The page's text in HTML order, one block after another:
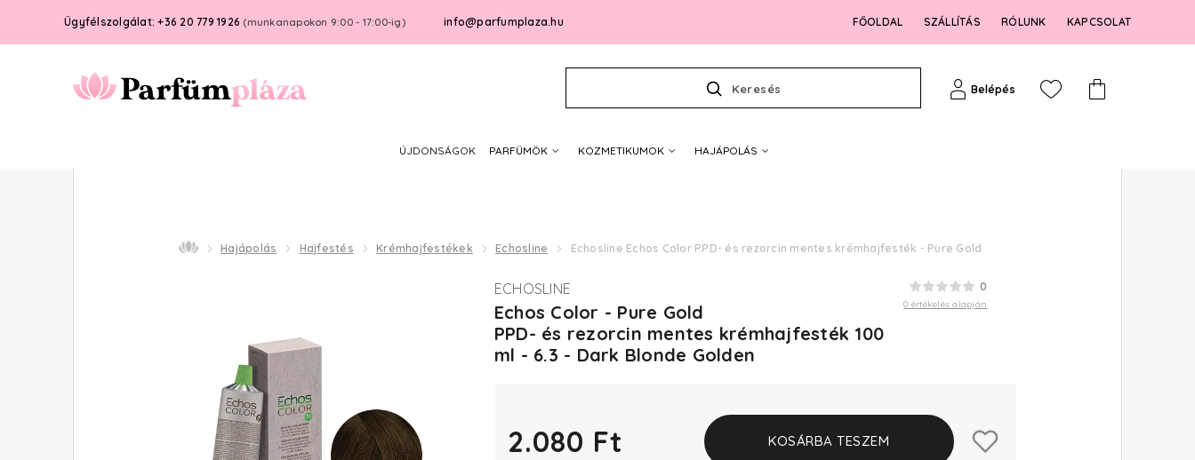
Ügyfélszolgálat: +36 20 779 1926 (munkanapokon 9:00 - 17:00-ig) info@parfumplaza.hu FŐOLDAL SZÁLLÍTÁS RÓLUNK KAPCSOLAT
Keresés Belépés
ÚJDONSÁGOK PARFÜMÖK KOZMETIKUMOK HAJÁPOLÁS
Hajápolás Hajfestés Krémhajfestékek Echosline Echosline Echos Color PPD- és rezorcin mentes krémhajfesték - Pure Gold
0
0 értékelés alapján
ECHOSLINE
Echos Color - Pure Gold
PPD- és rezorcin mentes krémhajfesték 100
ml - 6.3 - Dark Blonde Golden
2.080 Ft KOSÁRBA TESZEM